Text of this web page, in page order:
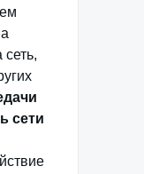
сеть,
сети